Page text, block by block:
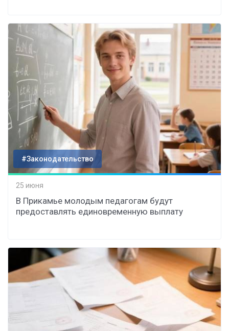
#Законодательство
25 июня
В Прикамье молодым педагогам будут
предоставлять единовременную выплату